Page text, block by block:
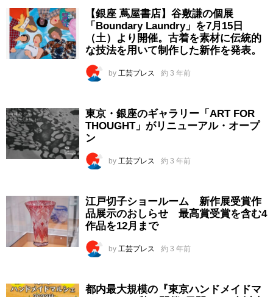
【銀座 蔦屋書店】谷敷謙の個展
「Boundary Laundry」を7月15日
（土）より開催。古着を素材に伝統的
な技法を用いて制作した新作を発表。
by 工芸プレス 約 3 年前
東京・銀座のギャラリー「ART FOR
THOUGHT」がリニューアル・オープ
ン
by 工芸プレス 約 3 年前
江戸切子ショールーム 新作展受賞作
品展示のおしらせ 最高賞受賞を含む4
作品を12月まで
by 工芸プレス 約 3 年前
都内最大規模の『東京ハンドメイドマ